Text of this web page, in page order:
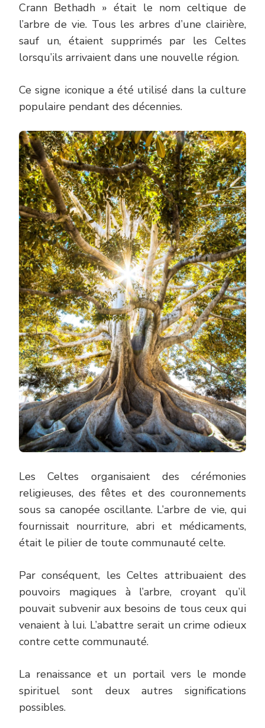
Crann Bethadh » était le nom celtique de
l’arbre de vie. Tous les arbres d’une clairière,
sauf un, étaient supprimés par les Celtes
lorsqu’ils arrivaient dans une nouvelle région.
Ce signe iconique a été utilisé dans la culture
populaire pendant des décennies.
Les Celtes organisaient des cérémonies
religieuses, des fêtes et des couronnements
sous sa canopée oscillante. L’arbre de vie, qui
fournissait nourriture, abri et médicaments,
était le pilier de toute communauté celte.
Par conséquent, les Celtes attribuaient des
pouvoirs magiques à l’arbre, croyant qu’il
pouvait subvenir aux besoins de tous ceux qui
venaient à lui. L’abattre serait un crime odieux
contre cette communauté.
La renaissance et un portail vers le monde
spirituel sont deux autres significations
possibles.